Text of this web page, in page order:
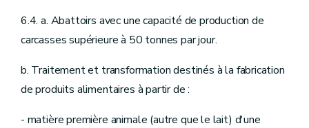
6.4. a. Abattoirs avec une capacité de production de
carcasses supérieure à 50 tonnes par jour.
b. Traitement et transformation destinés à la fabrication
de produits alimentaires à partir de :
- matière première animale (autre que le lait) d'une